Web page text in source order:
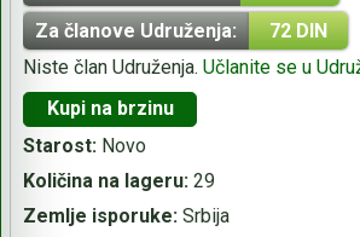
Za članove Udruženja:
72 DIN
Niste član Udruženja. Učlanite se u
Kupi na brzinu
Starost: Novo
Količina na lageru: 29
Zemlje isporuke: Srbija